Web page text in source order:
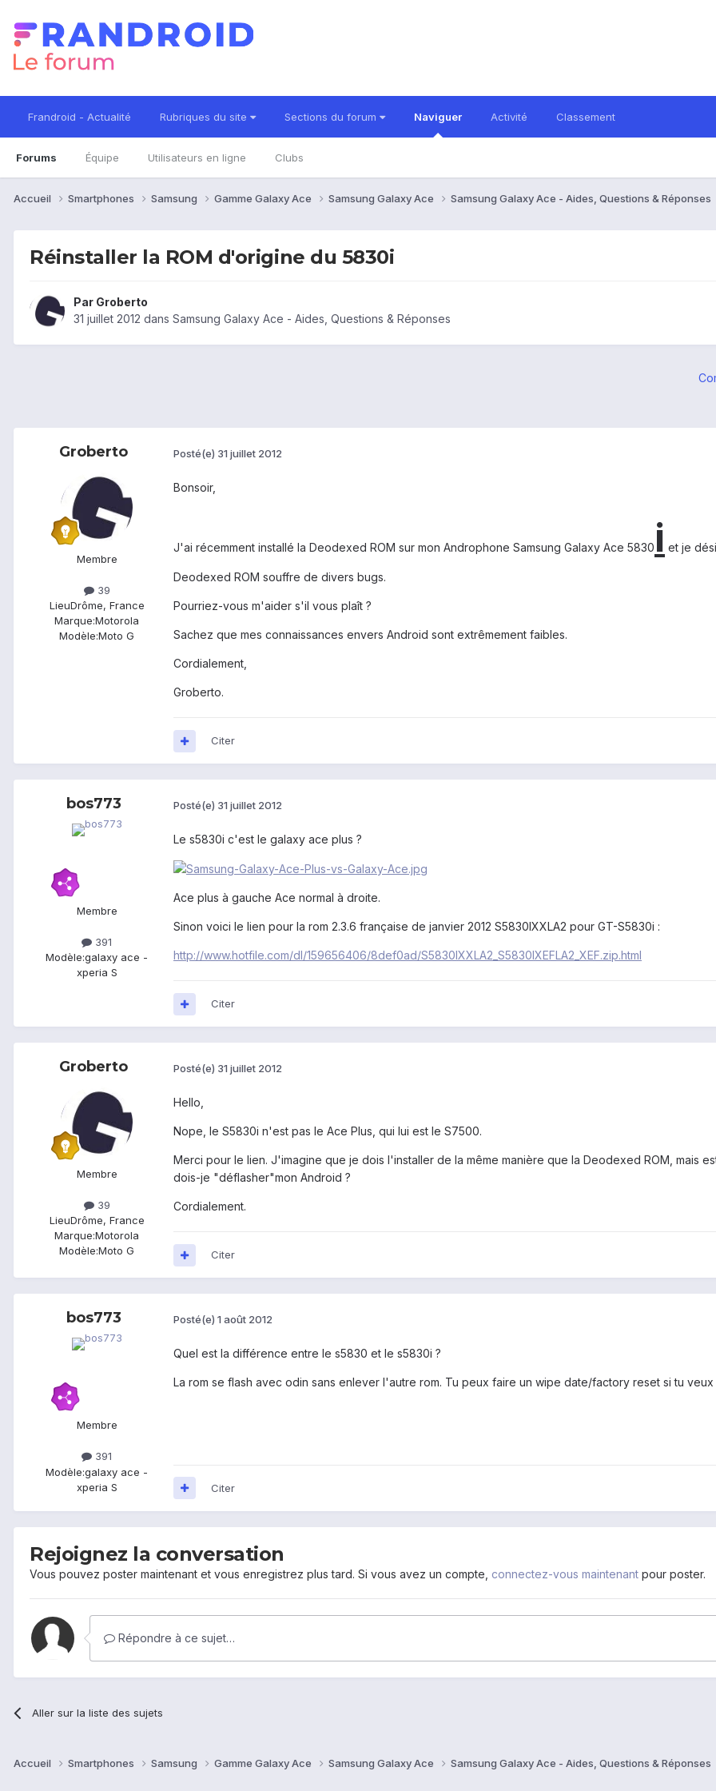
Frandroid - Actualité Rubriques du site Sections du forum Naviguer
Forums Équipe Utilisateurs en ligne Clubs
Activité Classement
Accueil Smartphones Samsung Gamme Galaxy Ace Samsung Galaxy Ace Samsung Galaxy Ace - Aides, Questions & Réponses
Réinstaller la ROM d'origine du 5830i
Par Groberto
31 juillet 2012 dans Samsung Galaxy Ace - Aides, Questions & Réponses
Groberto
Membre
39
LieuDrôme, France
Marque:Motorola
Modèle:Moto G
Posté(e) 31 juillet 2012
Bonsoir,
J'ai récemment installé la Deodexed ROM sur mon Androphone Samsung Galaxy Ace 5830 i et je
Deodexed ROM souffre de divers bugs.
Pourriez-vous m'aider s'il vous plaît ?
Sachez que mes connaissances envers Android sont extrêmement faibles.
Cordialement,
Groberto.
Citer
bos773
Membre
391
Modèle:galaxy ace -
xperia S
Posté(e) 31 juillet 2012
Le s5830i c'est le galaxy ace plus ?
Ace plus à gauche Ace normal à droite.
Sinon voici le lien pour la rom 2.3.6 française de janvier 2012 S5830IXXLA2 pour GT-S5830i :
http://www.hotfile.com/dl/159656406/8def0ad/S5830IXXLA2_S5830IXEFLA2_XEF.zip.html
Citer
Groberto
Membre
39
LieuDrôme, France
Marque:Motorola
Modèle:Moto G
Posté(e) 31 juillet 2012
Hello,
Nope, le S5830i n'est pas le Ace Plus, qui lui est le S7500.
Merci pour le lien. J'imagine que je dois l'installer de la même manière que la Deodexed ROM, mais
dois-je "déflasher"mon Android ?
Cordialement.
Citer
bos773
Membre
391
Modèle:galaxy ace -
xperia S
Posté(e) 1 août 2012
Quel est la différence entre le s5830 et le s5830i ?
La rom se flash avec odin sans enlever l'autre rom. Tu peux faire un wipe date/factory reset si tu veux
Citer
Rejoignez la conversation
Vous pouvez poster maintenant et vous enregistrez plus tard. Si vous avez un compte, connectez-vous maintenant pour poster.
Répondre à ce sujet…
Aller sur la liste des sujets
Accueil Smartphones Samsung Gamme Galaxy Ace Samsung Galaxy Ace Samsung Galaxy Ace - Aides, Questions & Réponses